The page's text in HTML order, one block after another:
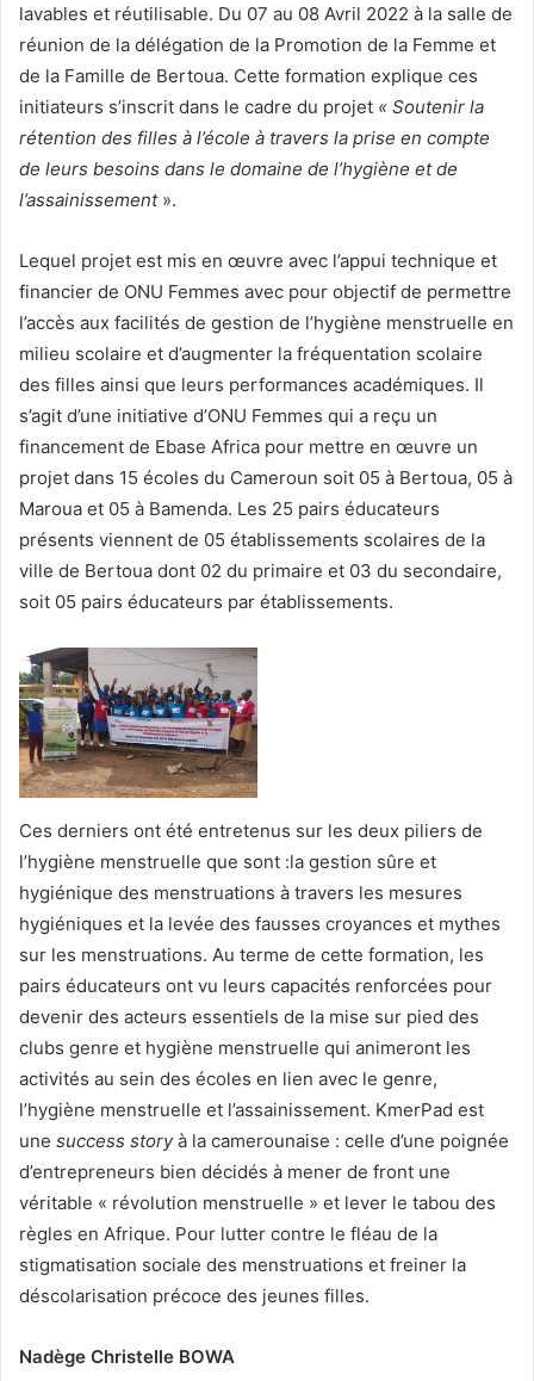
lavables et réutilisable. Du 07 au 08 Avril 2022 à la salle de
réunion de la délégation de la Promotion de la Femme et
de la Famille de Bertoua. Cette formation explique ces
initiateurs s’inscrit dans le cadre du projet « Soutenir la
rétention des filles à l’école à travers la prise en compte
de leurs besoins dans le domaine de l’hygiène et de
l’assainissement».
Lequel projet est mis en œuvre avec l’appui technique et
financier de ONU Femmes avec pour objectif de permettre
l’accès aux facilités de gestion de l’hygiène menstruelle en
milieu scolaire et d’augmenter la fréquentation scolaire
des filles ainsi que leurs performances académiques. Il
s’agit d’une initiative d’ONU Femmes qui a reçu un
financement de Ebase Africa pour mettre en œuvre un
projet dans 15 écoles du Cameroun soit 05 à Bertoua, 05 à
Maroua et 05 à Bamenda. Les 25 pairs éducateurs
présents viennent de 05 établissements scolaires de la
ville de Bertoua dont 02 du primaire et 03 du secondaire,
soit 05 pairs éducateurs par établissements.
Ces derniers ont été entretenus sur les deux piliers de
l’hygiène menstruelle que sont :la gestion sûre et
hygiénique des menstruations à travers les mesures
hygiéniques et la levée des fausses croyances et mythes
sur les menstruations. Au terme de cette formation, les
pairs éducateurs ont vu leurs capacités renforcées pour
devenir des acteurs essentiels de la mise sur pied des
clubs genre et hygiène menstruelle qui animeront les
activités au sein des écoles en lien avec le genre,
l’hygiène menstruelle et l’assainissement. KmerPad est
une success storyà la camerounaise : celle d’une poignée
d’entrepreneurs bien décidés à mener de front une
véritable « révolution menstruelle » et lever le tabou des
règles en Afrique. Pour lutter contre le fléau de la
stigmatisation sociale des menstruations et freiner la
déscolarisation précoce des jeunes filles.
Nadège Christelle BOWA